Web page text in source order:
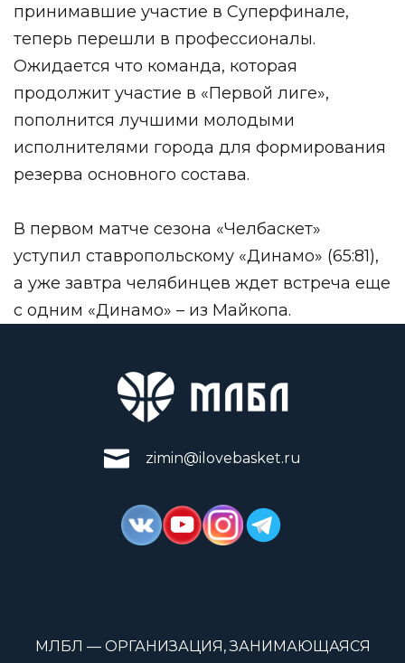
принимавшие участие в Суперфинале,
теперь перешли в профессионалы.
Ожидается что команда, которая
продолжит участие в «Первой лиге»,
пополнится лучшими молодыми
исполнителями города для формирования
резерва основного состава.
В первом матче сезона «Челбаскет»
уступил ставропольскому «Динамо» (65:81),
а уже завтра челябинцев ждет встреча еще
с одним «Динамо» – из Майкопа.
zimin@ilovebasket.ru
МЛБЛ — ОРГАНИЗАЦИЯ, ЗАНИМАЮЩАЯСЯ